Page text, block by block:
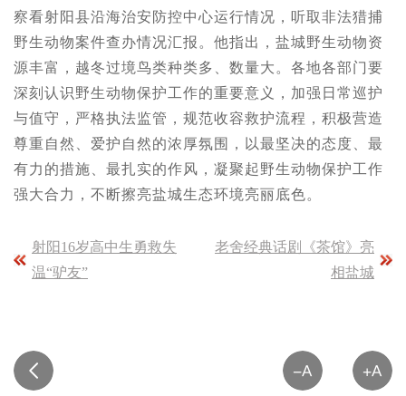
察看射阳县沿海治安防控中心运行情况，听取非法猎捕
野生动物案件查办情况汇报。他指出，盐城野生动物资
源丰富，越冬过境鸟类种类多、数量大。各地各部门要
深刻认识野生动物保护工作的重要意义，加强日常巡护
与值守，严格执法监管，规范收容救护流程，积极营造
尊重自然、爱护自然的浓厚氛围，以最坚决的态度、最
有力的措施、最扎实的作风，凝聚起野生动物保护工作
强大合力，不断擦亮盐城生态环境亮丽底色。
射阳16岁高中生勇救失
温“驴友”
老舍经典话剧《茶馆》亮
相盐城